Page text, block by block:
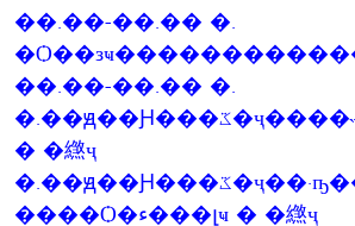
��.��-��.�� �.
��.��-��.�� �.
�.��ԭ��Ԩ���ػ�ҷ����˵�����Դ�ء���լҹ
� �繺ҷ
�.��ԭ��Ԩ���ػ�ҷ��·ҧ��Ҷ֧��觤
����Ѻ�ء���լҹ � �繺ҷ